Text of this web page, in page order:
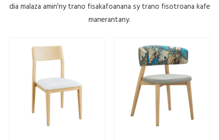
dia malaza amin'ny trano fisakafoanana sy trano fisotroana kafe
manerantany.